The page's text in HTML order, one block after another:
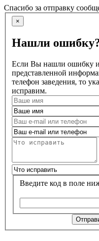
Спасибо за отправку
×
Нашли
Если Вы нашли ошибку
представленной
телефон заведения, то
исправим.
Введите код в поле